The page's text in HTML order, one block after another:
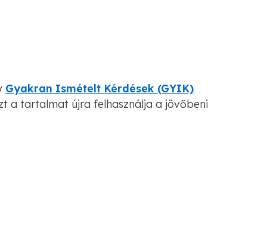
Gyakran Ismételt Kérdések (GYIK)
a tartalmat újra felhasználja a jövőbeni